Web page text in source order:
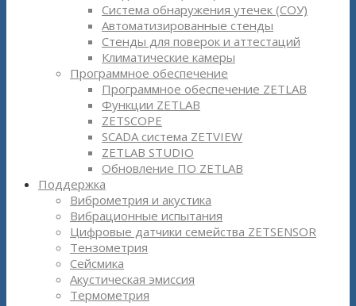
Система обнаружения утечек (СОУ)
Автоматизированные стенды
Стенды для поверок и аттестаций
Климатические камеры
Программное обеспечение
Программное обеспечение ZETLAB
Функции ZETLAB
ZETSCOPE
SCADA система ZETVIEW
ZETLAB STUDIO
Обновление ПО ZETLAB
Поддержка
Виброметрия и акустика
Вибрационные испытания
Цифровые датчики семейства ZETSENSOR
Тензометрия
Сейсмика
Акустическая эмиссия
Термометрия